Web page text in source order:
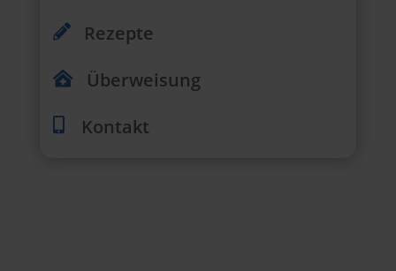
 Rezepte
 Überweisung
Kontakt